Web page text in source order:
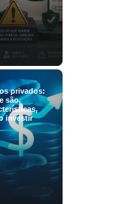
privados:
são,
investir